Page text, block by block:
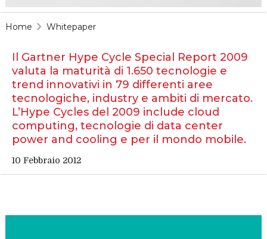
Home Whitepaper
Il Gartner Hype Cycle Special Report 2009
valuta la maturità di 1.650 tecnologie e
trend innovativi in 79 differenti aree
tecnologiche, industry e ambiti di mercato.
L’Hype Cycles del 2009 include cloud
computing, tecnologie di data center
power and cooling e per il mondo mobile.
10 Febbraio 2012